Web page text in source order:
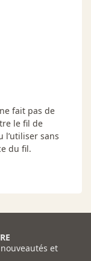
fait pas de
le fil de
l’utiliser sans
du fil.
et